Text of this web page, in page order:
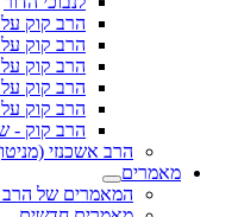
הרב קוק
הרב קוק
הרב קוק
הרב קוק
הרב קוק
הרב קוק -
הרב אשכנזי
מאמרים
המאמרים של הרב